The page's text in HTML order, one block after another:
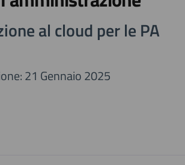
al cloud per le PA
21 Gennaio 2025